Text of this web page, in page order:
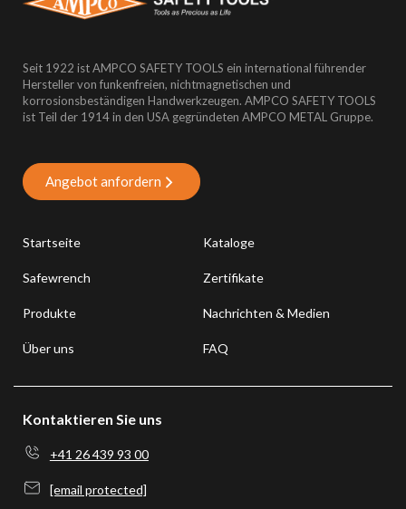
Seit 1922 ist AMPCO SAFETY TOOLS ein international führender
Hersteller von funkenfreien, nichtmagnetischen und
korrosionsbeständigen Handwerkzeugen. AMPCO SAFETY TOOLS
ist Teil der 1914 in den USA gegründeten AMPCO METAL Gruppe.
Angebot anfordern
Startseite
Safewrench
Produkte
Über uns
Kataloge
Zertifikate
Nachrichten & Medien
FAQ
Kontaktieren Sie uns
+41 26 439 93 00
[email protected]